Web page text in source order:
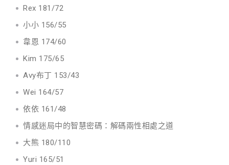
Rex 181/72
小小 156/55
韋恩 174/60
Kim 175/65
Avy布丁 153/43
Wei 164/57
依依 161/48
情感迷局中的智慧密碼：解碼兩性相處之道
大熊 180/110
Yuri 165/51